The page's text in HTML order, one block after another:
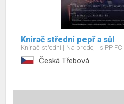
Knírač střední pepř a sůl
Knírač střední Na prodej s PP FCI
Česká Třebová